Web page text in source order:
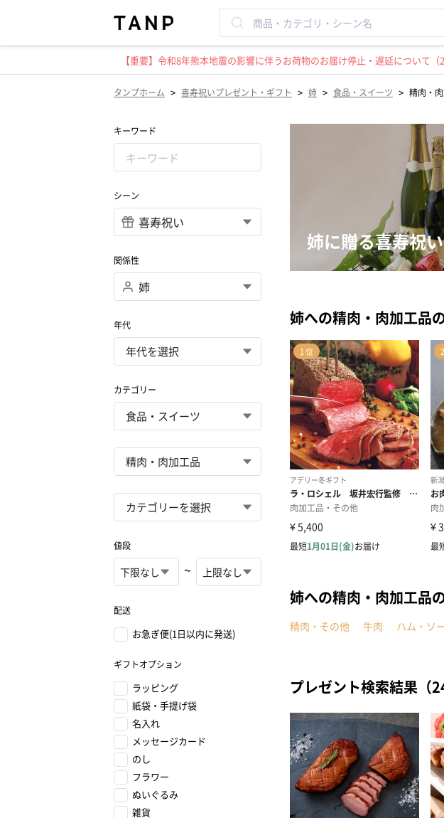
【重要】令和8年熊本地震の影響に伴うお荷物のお届け停止・遅延について（
タンプホーム > 喜寿祝いプレゼント・ギフト > 姉 > 食品・スイーツ > 精肉・
キーワード
シーン
関係性
年代
カテゴリー
値段
~
配送
お急ぎ便(1日以内に発送)
ギフトオプション
ラッピング
紙袋・手提げ袋
名入れ
メッセージカード
のし
フラワー
ぬいぐるみ
雑貨
姉に贈る喜寿祝
姉への精肉・肉加工品
姉への精肉・肉加工品
精肉・その他 牛肉 ハム・ソ
プレゼント検索結果（